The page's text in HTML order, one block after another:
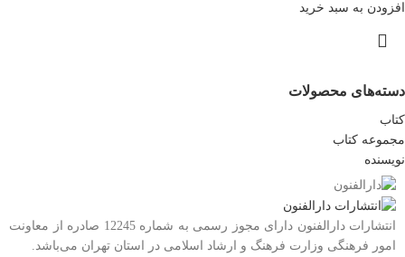
دسته‌های محصولات
کتاب
مجموعه کتاب
نویسنده
افزودن به سبد خرید
انتشارات دارالفنون دارای مجوز رسمی به شماره 12245 صادره از معاونت
امور فرهنگی وزارت فرهنگ و ارشاد اسلامی در استان تهران می‌باشد.